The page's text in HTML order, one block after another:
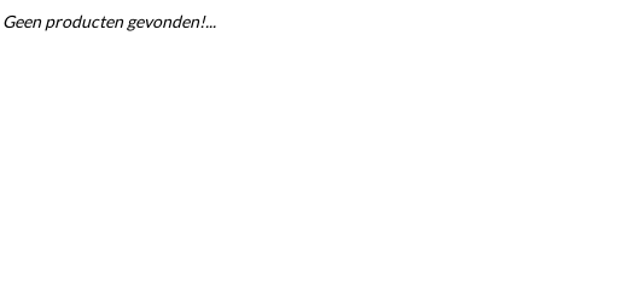
Geen producten gevonden!...